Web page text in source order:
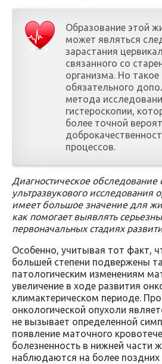
Образование этой
может являться
зарастания
связанного со
организма. Но такое
обязательного
метода
гистероскопии,
более точной
процессов.
Диагностическое
ультразвукового исследования
имеет большое значение для
как помогает выявлять
первоначальных стадиях
Особенно, учитывая тот факт,
большей степени подвержены
патологическим изменениям
увеличение в ходе развития
климактерическом периоде.
онкологической опухоли
не вызывает определенной
появление маточного
болезненность в нижней части
наблюдаются на более поздних